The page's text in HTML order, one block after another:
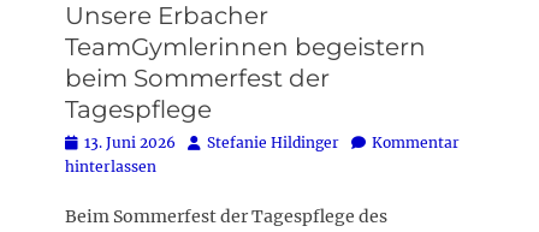
Unsere Erbacher
TeamGymlerinnen begeistern
beim Sommerfest der
Tagespflege
Posted
on
13. Juni 2026 AutorStefanie Hildinger
Kommentar
hinterlassen
Beim Sommerfest der Tagespflege des